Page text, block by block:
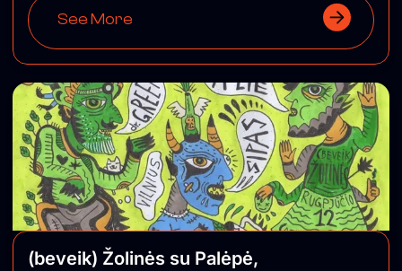
See More
(beveik) Žolinės su Palėpė,